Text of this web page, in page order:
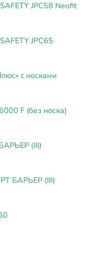
JPC58 Neofit
JPC65
c носками
F (без носка)
(III)
БАРЬЕР (III)